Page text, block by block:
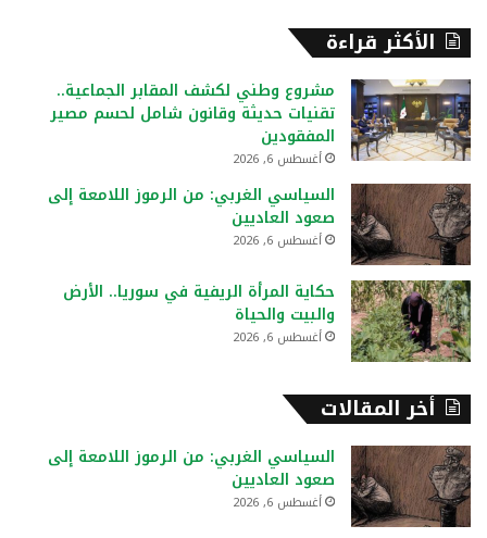
ن
الأكثر قراءة
مشروع وطني لكشف المقابر الجماعية..
تقنيات حديثة وقانون شامل لحسم مصير
المفقودين
أغسطس 6, 2026
السياسي الغربي: من الرموز اللامعة إلى
صعود العاديين
أغسطس 6, 2026
حكاية المرأة الريفية في سوريا.. الأرض
والبيت والحياة
أغسطس 6, 2026
أخر المقالات
السياسي الغربي: من الرموز اللامعة إلى
صعود العاديين
أغسطس 6, 2026